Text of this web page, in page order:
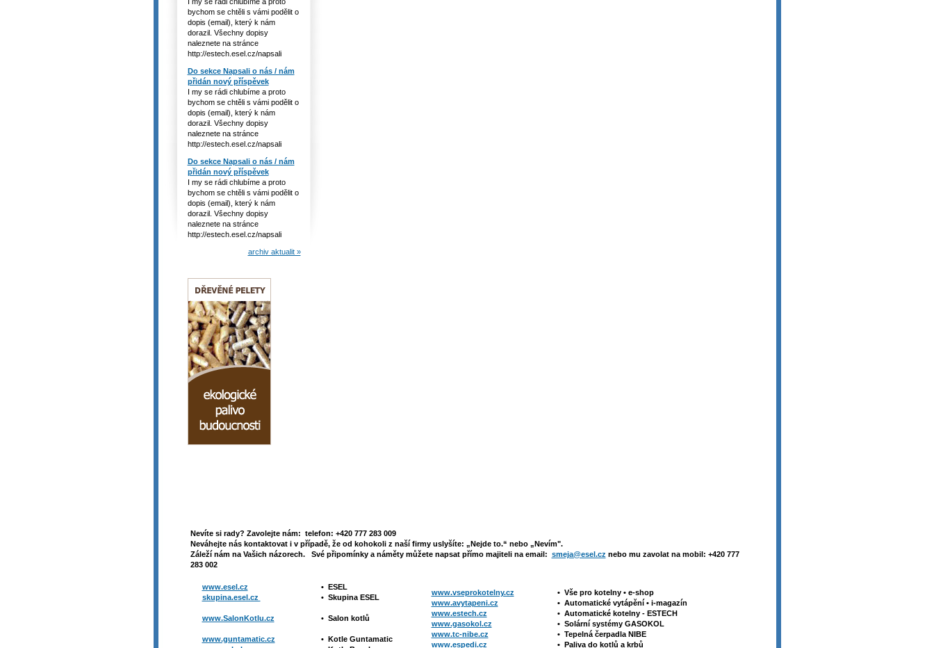
bychom se chtěli s vámi podělit o
dopis (email), který k nám
dorazil. Všechny dopisy
naleznete na stránce
http://estech.esel.cz/napsali
Do sekce Napsali o nás / nám
přidán nový příspěvek
I my se rádi chlubíme a proto
bychom se chtěli s vámi podělit o
dopis (email), který k nám
dorazil. Všechny dopisy
naleznete na stránce
http://estech.esel.cz/napsali
Do sekce Napsali o nás / nám
přidán nový příspěvek
I my se rádi chlubíme a proto
bychom se chtěli s vámi podělit o
dopis (email), který k nám
dorazil. Všechny dopisy
naleznete na stránce
http://estech.esel.cz/napsali
archiv aktualit »
Nevíte si rady? Zavolejte nám: telefon: +420 777 283 009
Neváhejte nás kontaktovat i v případě, že od kohokoli z naší firmy uslyšíte: „Nejde to.“ nebo „Nevím".
Záleží nám na Vašich názorech. Své připomínky a náměty můžete napsat přímo majiteli na email: smeja@esel.cz nebo mu zavolat na mobil: +420 777
283 002
www.esel.cz
skupina.esel.cz
www.SalonKotlu.cz
www.guntamatic.cz
• ESEL
• Skupina ESEL
• Salon kotlů
• Kotle Guntamatic
www.vseprokotelny.cz
www.avytapeni.cz
www.estech.cz
www.gasokol.cz
www.tc-nibe.cz
www.espedi.cz
• Vše pro kotelny •e-shop
• Automatické vytápění •i-magazín
• Automatické kotelny - ESTECH
• Solární systémy GASOKOL
• Tepelná čerpadla NIBE
• Paliva do kotlů a krbů